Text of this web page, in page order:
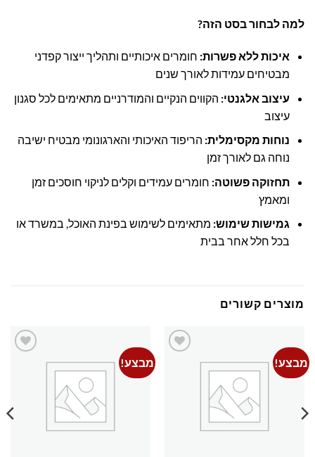
למה לבחור בסט הזה?
איכות ללא פשרות: חומרים איכותיים ותהליך ייצור קפדני
מבטיחים עמידות לאורך שנים
עיצוב אלגנטי: הקווים הנקיים והמודרניים מתאימים לכל סגנון
עיצוב
נוחות מקסימלית: הריפוד האיכותי והארגונומי מבטיח ישיבה
נוחה גם לאורך זמן
תחזוקה פשוטה: חומרים עמידים וקלים לניקוי חוסכים זמן
ומאמץ
גמישות שימוש: מתאימים לשימוש בפינת האוכל, במשרד או
בכל חלל אחר בבית
מוצרים קשורים
מבצע! מבצע!